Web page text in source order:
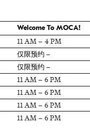
Welcome To MOCA!
11 AM – 4 PM
仅限预约 –
仅限预约 –
11 AM – 6 PM
11 AM – 6 PM
11 AM – 6 PM
11 AM – 6 PM